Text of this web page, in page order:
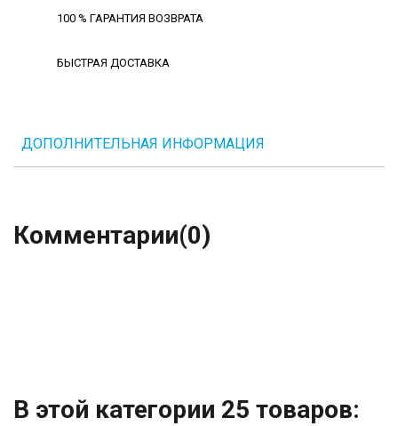
100 % ГАРАНТИЯ ВОЗВРАТА
БЫСТРАЯ ДОСТАВКА
ДОПОЛНИТЕЛЬНАЯ ИНФОРМАЦИЯ
Комментарии(0)
В этой категории 25 товаров: